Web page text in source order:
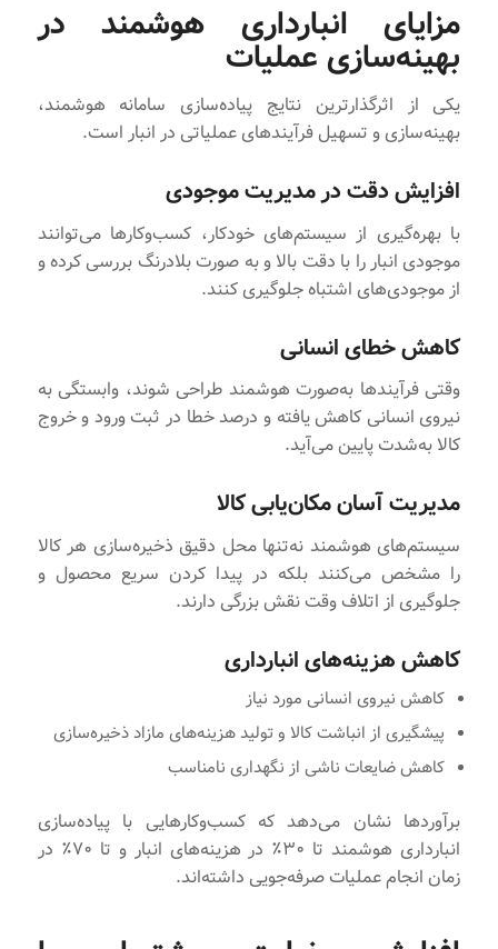
مزایای انبارداری هوشمند در
بهینه‌سازی عملیات
یکی از اثرگذارترین نتایج پیاده‌سازی سامانه هوشمند،
بهینه‌سازی و تسهیل فرآیندهای عملیاتی در انبار است.
افزایش دقت در مدیریت موجودی
با بهره‌گیری از سیستم‌های خودکار، کسب‌وکارها می‌توانند
موجودی انبار را با دقت بالا و به صورت بلادرنگ بررسی کرده و
از موجودی‌های اشتباه جلوگیری کنند.
کاهش خطای انسانی
وقتی فرآیندها به‌صورت هوشمند طراحی شوند، وابستگی به
نیروی انسانی کاهش یافته و درصد خطا در ثبت ورود و خروج
کالا به‌شدت پایین می‌آید.
مدیریت آسان مکان‌یابی کالا
سیستم‌های هوشمند نه‌تنها محل دقیق ذخیره‌سازی هر کالا
را مشخص می‌کنند بلکه در پیدا کردن سریع محصول و
جلوگیری از اتلاف وقت نقش بزرگی دارند.
کاهش هزینه‌های انبارداری
کاهش نیروی انسانی مورد نیاز
پیشگیری از انباشت کالا و تولید هزینه‌های مازاد ذخیره‌سازی
کاهش ضایعات ناشی از نگهداری نامناسب
برآوردها نشان می‌دهد که کسب‌وکارهایی با پیاده‌سازی
انبارداری هوشمند تا ۳۰٪ در هزینه‌های انبار و تا ۷۰٪ در
زمان انجام عملیات صرفه‌جویی داشته‌اند.